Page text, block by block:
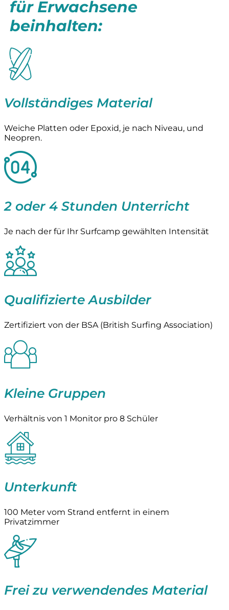
für Erwachsene
beinhalten:
Vollständiges Material
Weiche Platten oder Epoxid, je nach Niveau, und
Neopren.
2 oder 4 Stunden Unterricht
Je nach der für Ihr Surfcamp gewählten Intensität
Qualifizierte Ausbilder
Zertifiziert von der BSA (British Surfing Association)
Kleine Gruppen
Verhältnis von 1 Monitor pro 8 Schüler
Unterkunft
100 Meter vom Strand entfernt in einem
Privatzimmer
Frei zu verwendendes Material